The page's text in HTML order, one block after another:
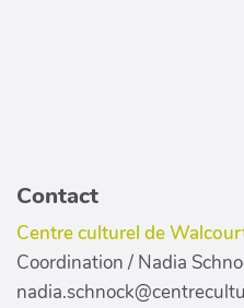
Contact
Centre culturel de
Coordination / Nadia